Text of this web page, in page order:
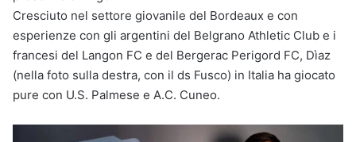
Cresciuto nel settore giovanile del Bordeaux e con
esperienze con gli argentini del Belgrano Athletic Club e i
francesi del Langon FC e del Bergerac Perigord FC, Dìaz
(nella foto sulla destra, con il ds Fusco) in Italia ha giocato
pure con U.S. Palmese e A.C. Cuneo.